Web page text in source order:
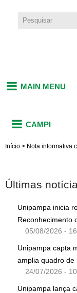
MAIN MENU
CAMPI
Início > Nota informativa
Últimas
Unipampa inicia
Reconhecimento
05/08/2026 -
Unipampa capta
amplia quadro de
24/07/2026 -
Unipampa lança